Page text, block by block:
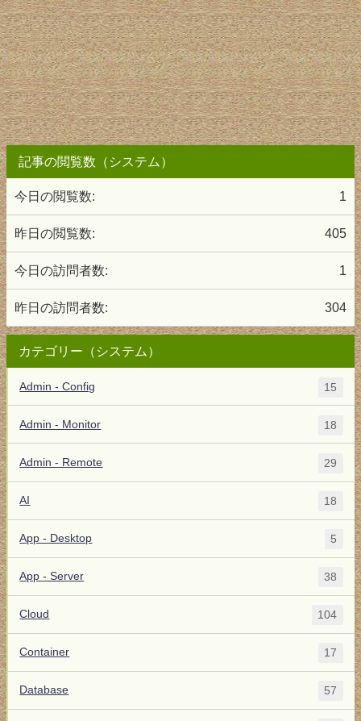
記事の閲覧数（システム）
1
今日の閲覧数:
405
昨日の閲覧数:
1
今日の訪問者数:
304
昨日の訪問者数:
カテゴリー（システム）
Admin - Config 15
Admin - Monitor 18
Admin - Remote 29
AI 18
App - Desktop 5
App - Server 38
Cloud 104
Container 17
Database 57